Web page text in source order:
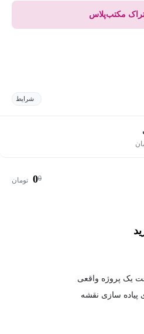
مکتب‌پلاس
شرایط
0
0 تومان
یک پروژه واقعی
پیاده سازی نقشه